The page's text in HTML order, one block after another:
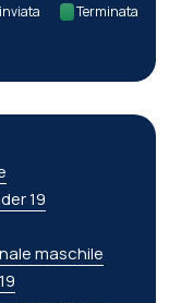
Terminata
19
maschile